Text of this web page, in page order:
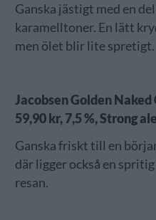
Ganska jästigt med en
karamelltoner. En lätt
men ölet blir lite spretigt.
Jacobsen Golden
59,90 kr, 7,5 %, Strong ale
Ganska friskt till en
där ligger också en
resan.